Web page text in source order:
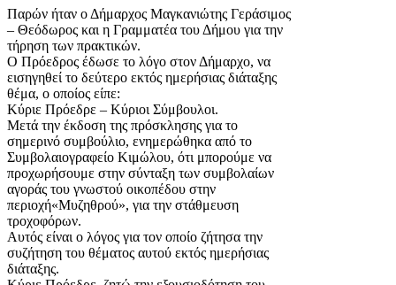
Παρών ήταν ο Δήμαρχος Μαγκανιώτης Γεράσιμος
– Θεόδωρος και η Γραμματέα του Δήμου για την
τήρηση των πρακτικών.
Ο Πρόεδρος έδωσε το λόγο στον Δήμαρχο, να
εισηγηθεί το δεύτερο εκτός ημερήσιας διάταξης
θέμα, ο οποίος είπε:
Κύριε Πρόεδρε – Κύριοι Σύμβουλοι.
Μετά την έκδοση της πρόσκλησης για το
σημερινό συμβούλιο, ενημερώθηκα από το
Συμβολαιογραφείο Κιμώλου, ότι μπορούμε να
προχωρήσουμε στην σύνταξη των συμβολαίων
αγοράς του γνωστού οικοπέδου στην
περιοχή«Μυζηθρού», για την στάθμευση
τροχοφόρων.
Αυτός είναι ο λόγος για τον οποίο ζήτησα την
συζήτηση του θέματος αυτού εκτός ημερήσιας
διάταξης.